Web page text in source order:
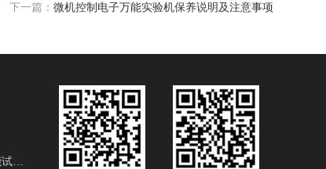
下一篇： 微机控制电子万能实验机保养说明及注意事项